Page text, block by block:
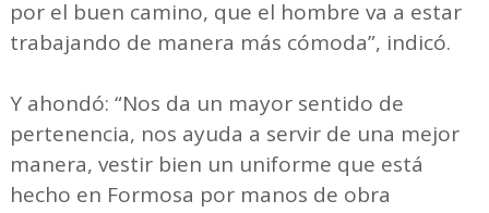
por el buen camino, que el hombre va a estar
trabajando de manera más cómoda”, indicó.
Y ahondó: “Nos da un mayor sentido de
pertenencia, nos ayuda a servir de una mejor
manera, vestir bien un uniforme que está
hecho en Formosa por manos de obra